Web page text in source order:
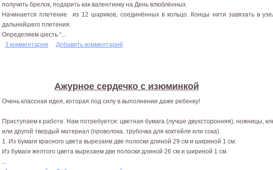
получить брелок, подарить как валентинку на День влюблённых.
Начинается плетение из 12 шариков, соединённых в кольцо. Концы нити завязать в
дальнейшего плетения.
Определяем шесть “...
3 комментария
Добавить комментарий
Ажурное сердечко с изюминкой
Очень классная идея, которая под силу в выполнении даже ребенку!
Приступаем к работе. Нам потребуется: цветная бумага (лучше двухсторонняя), ножницы,
или другой твердый материал (проволока, трубочка для коктейля или сока).
1. Из бумаги красного цвета вырезаем две полоски длиной 29 см и шириной 1 см.
Из бумаги желтого цвета вырезаем две полоски длиной 26 см и шириной 1 см.